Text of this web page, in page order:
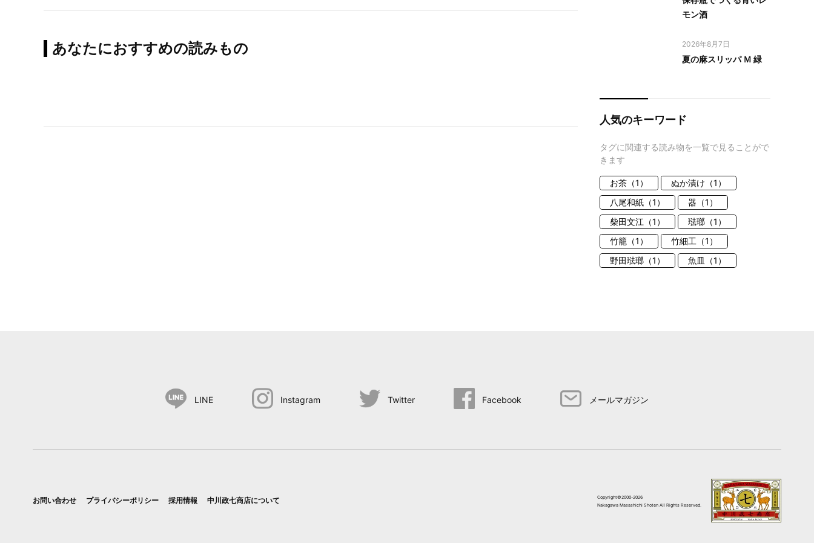
あなたにおすすめの読みもの
モン酒
2026年8月7日
夏の麻スリッパ Ｍ 緑
人気のキーワード
タグに関連する読み物を一覧で見ることがで
きます
お茶（1）
ぬか漬け（1）
八尾和紙（1）
器（1）
柴田文江（1）
琺瑯（1）
竹籠（1）
竹細工（1）
野田琺瑯（1）
魚皿（1）
LINE Instagram Twitter Facebook メールマガジン
お問い合わせ プライバシーポリシー 採用情報 中川政七商店について
Copyright©2000-2026
Nakagawa Masashichi Shoten All Rights Reserved.